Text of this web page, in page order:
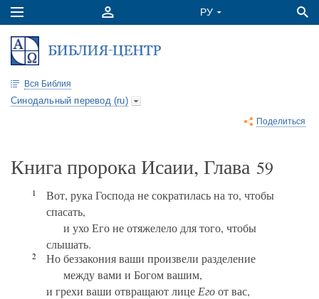
Вся Библия
Синодальный перевод (ru)
Поделиться
Книга пророка Исаии, Глава 59
1
Вот, рука Господа не сократилась на то, чтобы
спасать,
и ухо Его не отяжелело для того, чтобы
слышать.
2
Но беззакония ваши произвели разделение
между вами и Богом вашим,
и грехи ваши отвращают лице Егоот вас,